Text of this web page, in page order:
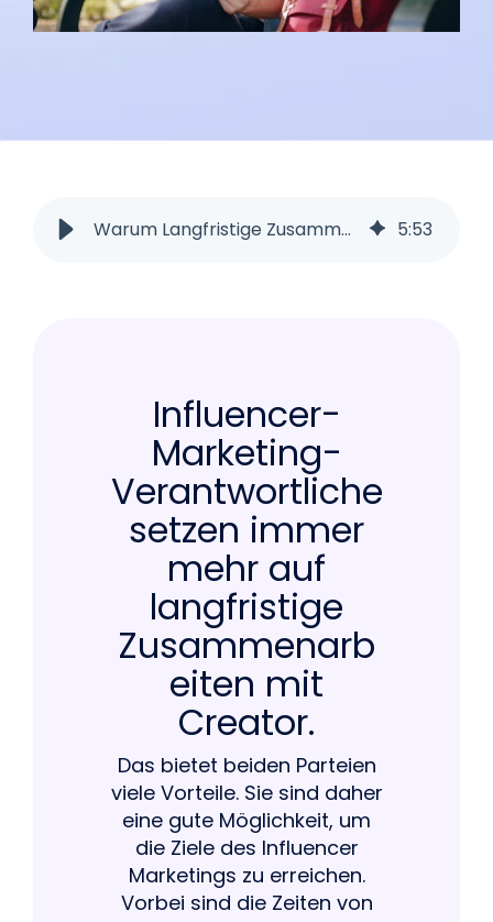
Warum Langfristige Zusammenarbeit ein Win für alle ist 5:53
Influencer-
Marketing-
Verantwortliche
setzen immer
mehr auf
langfristige
Zusammenarb
eiten mit
Creator.
Das bietet beiden Parteien
viele Vorteile. Sie sind daher
eine gute Möglichkeit, um
die Ziele des Influencer
Marketings zu erreichen.
Vorbei sind die Zeiten von